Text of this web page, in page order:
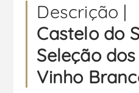
Descrição |
Castelo do
Seleção
Vinho